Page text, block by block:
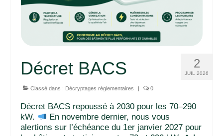
2
JUIL 2026
Décret BACS
Classé dans : Décryptages réglementaires | 0
Décret BACS repoussé à 2030 pour les 70–290
kW.
En novembre dernier, nous vous
alertions sur l’échéance du 1er janvier 2027 pour